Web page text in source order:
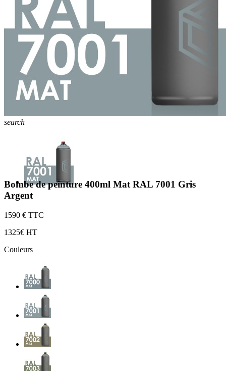
search
Bombe de peinture 400ml Mat RAL 7001 Gris
Argent
1590 € TTC
1325€ HT
Couleurs